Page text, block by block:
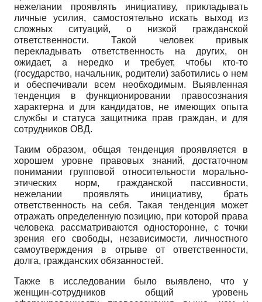
нежелании проявлять инициативу, прикладывать
личные усилия, самостоятельно искать выход из
сложных ситуаций, о низкой гражданской
ответственности. Такой человек привык
перекладывать ответственность на других, он
ожидает, а нередко и требует, чтобы кто-то
(государство, начальник, родители) заботились о нем
и обеспечивали всем необходимым. Выявленная
тенденция в функционировании правосознания
характерна и для кандидатов, не имеющих опыта
службы и статуса защитника прав граждан, и для
сотрудников ОВД.
Таким образом, общая тенденция проявляется в
хорошем уровне правовых знаний, достаточном
понимании групповой относительности морально-
этических норм, гражданской пассивности,
нежелании проявлять инициативу, брать
ответственность на себя. Такая тенденция может
отражать определенную позицию, при которой права
человека рассматриваются односторонне, с точки
зрения его свободы, независимости, личностного
самоутверждения в отрыве от ответственности,
долга, гражданских обязанностей.
Также в исследовании было выявлено, что у
женщин-сотрудников общий уровень